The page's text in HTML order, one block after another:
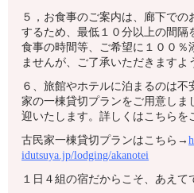
５，お食事のご案内は、廊下での
するため、最低１０分以上の間隔
食事の時間等、ご希望に１００％
ませんが、ご了承いただきますよ
６、旅館やホテルに泊まるのは
家の一棟貸切プランをご用意しま
迎いたします。詳しくはこちらを
古民家一棟貸切プランはこちら→
idutsuya.jp/lodging/akanotei
１日４組の宿だからこそ、あえて